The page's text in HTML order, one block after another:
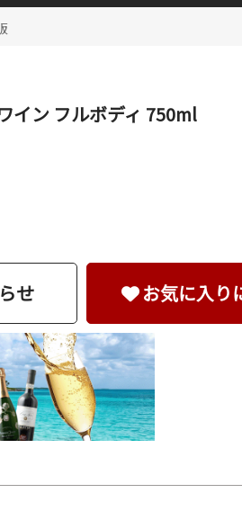
イン フルボディ 750ml
せ お気に入り